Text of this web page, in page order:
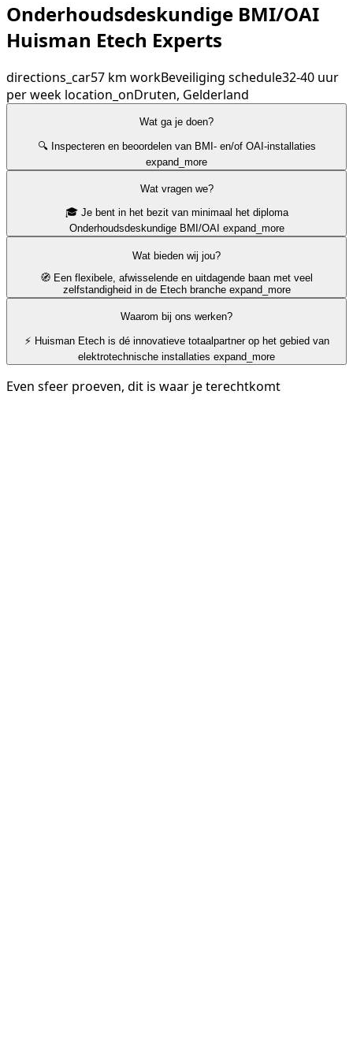
Onderhoudsdeskundige BMI/OAI
Huisman Etech Experts
directions_car57 km workBeveiliging schedule32-40 uur
per week location_onDruten, Gelderland
Wat ga je doen?
🔍 Inspecteren en beoordelen van BMI- en/of OAI-installaties
expand_more
Wat vragen we?
🎓 Je bent in het bezit van minimaal het diploma
Onderhoudsdeskundige BMI/OAI expand_more
Wat bieden wij jou?
🧭 Een flexibele, afwisselende en uitdagende baan met veel
zelfstandigheid in de Etech branche expand_more
Waarom bij ons werken?
⚡ Huisman Etech is dé innovatieve totaalpartner op het gebied van
elektrotechnische installaties expand_more
Even sfeer proeven, dit is waar je terechtkomt